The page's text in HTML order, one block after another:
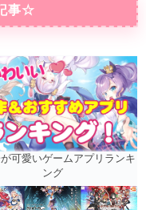
事☆
可愛いゲームアプリランキ
ング